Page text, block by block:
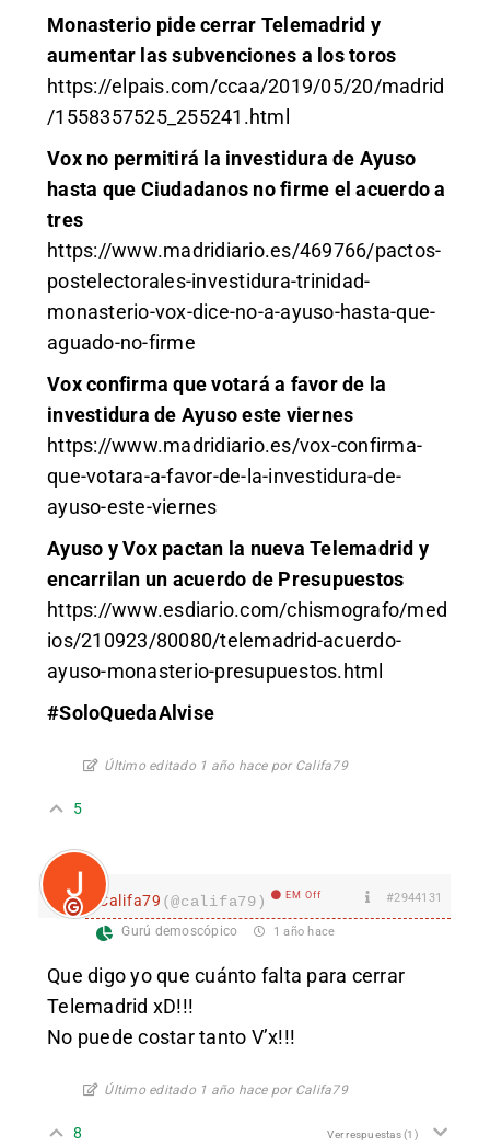
Monasterio pide cerrar Telemadrid y
aumentar las subvenciones a los toros
https://elpais.com/ccaa/2019/05/20/madrid
/1558357525_255241.html
Vox no permitirá la investidura de Ayuso
hasta que Ciudadanos no firme el acuerdo a
tres
https://www.madridiario.es/469766/pactos-
postelectorales-investidura-trinidad-
monasterio-vox-dice-no-a-ayuso-hasta-que-
aguado-no-firme
Vox confirma que votará a favor de la
investidura de Ayuso este viernes
https://www.madridiario.es/vox-confirma-
que-votara-a-favor-de-la-investidura-de-
ayuso-este-viernes
Ayuso y Vox pactan la nueva Telemadrid y
encarrilan un acuerdo de Presupuestos
https://www.esdiario.com/chismografo/med
ios/210923/80080/telemadrid-acuerdo-
ayuso-monasterio-presupuestos.html
#SoloQuedaAlvise
Último editado 1 año hace por Califa79
5
Califa79 (@califa79) EM Off #2944131
Gurú demoscópico 1 año hace
Que digo yo que cuánto falta para cerrar
Telemadrid xD!!!
No puede costar tanto V’x!!!
Último editado 1 año hace por Califa79
8 Ver respuestas(1)